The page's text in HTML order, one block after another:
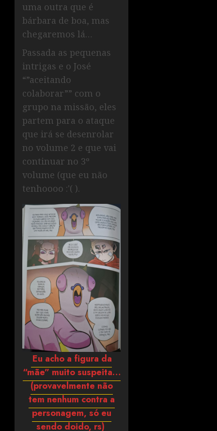
uma outra que é
bárbara de boa, mas
chegaremos lá…
Passada as pequenas
intrigas e o José
“”aceitando
colaborar”” com o
grupo na missão, eles
partem para o ataque
que irá se desenrolar
no volume 2 e que vai
continuar no 3º
volume (que eu não
tenhoooo :'( ).
Eu acho a figura da
“mãe” muito suspeita…
(provavelmente não
tem nenhum contra a
personagem, só eu
sendo doido, rs)